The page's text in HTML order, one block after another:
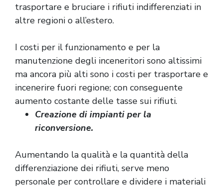
trasportare e bruciare i rifiuti indifferenziati in
altre regioni o all’estero.
I costi per il funzionamento e per la
manutenzione degli inceneritori sono altissimi
ma ancora più alti sono i costi per trasportare e
incenerire fuori regione; con conseguente
aumento costante delle tasse sui rifiuti.
Creazione di impianti per la
riconversione.
Aumentando la qualità e la quantità della
differenziazione dei rifiuti, serve meno
personale per controllare e dividere i materiali